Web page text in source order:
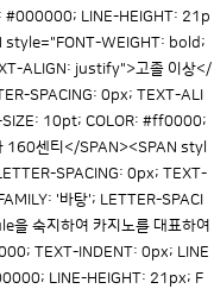
#000000; LINE-HEIGHT: 21p
style="FONT-WEIGHT: bold;
ALIGN: justify">고졸 이상</
SPACING: 0px; TEXT-ALI
SIZE: 10pt; COLOR: #ff0000;
160센티</SPAN><SPAN styl
SPACING: 0px; TEXT-
'바탕'; LETTER-SPACI
을 숙지하여 카지노를 대표하여
TEXT-INDENT: 0px; LINE
LINE-HEIGHT: 21px; F